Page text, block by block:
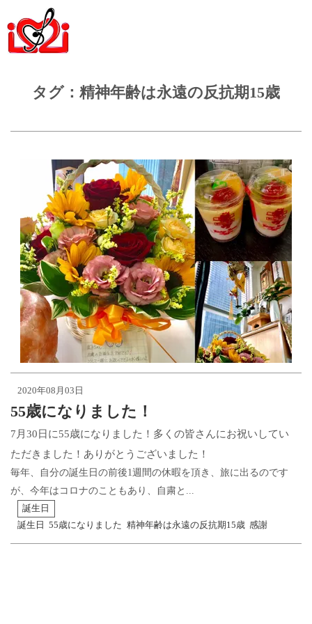
タグ：精神年齢は永遠の反抗期15歳
2020年08月03日
55歳になりました！
7月30日に55歳になりました！多くの皆さんにお祝いしてい
ただきました！ありがとうございました！
毎年、自分の誕生日の前後1週間の休暇を頂き、旅に出るのです
が、今年はコロナのこともあり、自粛と...
誕生日
誕生日
55歳になりました 精神年齢は永遠の反抗期15歳 感謝